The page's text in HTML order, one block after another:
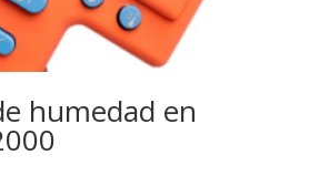
humedad en